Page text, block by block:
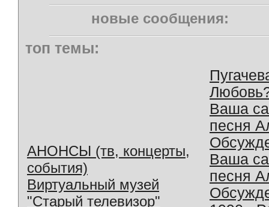
новые сообщения:
топ темы:
АНОНСЫ (тв, концерты,
события)
Виртуальный музей
"Старый телевизор"
Ваша
песня
Ваша
песня